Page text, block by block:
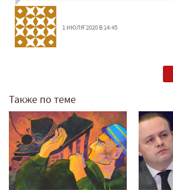
1 ИЮЛЯ'2020 В 14:45
Также по теме